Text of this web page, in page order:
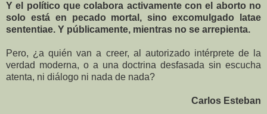
Y el político que colabora activamente con el aborto no
solo está en pecado mortal, sino excomulgado latae
sententiae. Y públicamente, mientras no se arrepienta.
Pero, ¿a quién van a creer, al autorizado intérprete de la
verdad moderna, o a una doctrina desfasada sin escucha
atenta, ni diálogo ni nada de nada?
Carlos Esteban